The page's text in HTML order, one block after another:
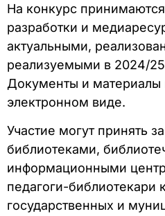
На конкурс
разработки и
актуальными,
реализуемыми в 2024/
Документы и материалы
электронном виде.
Участие могут принять
библиотеками,
информационными
педагоги-библиотекари
государственных и